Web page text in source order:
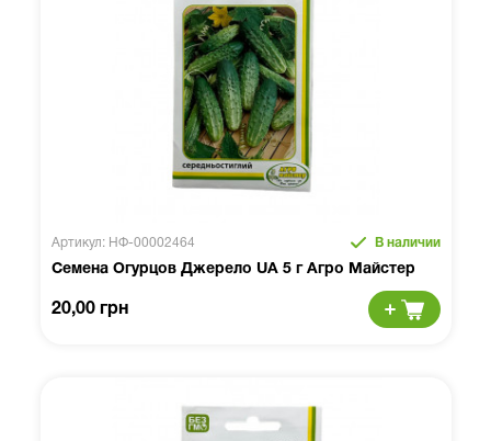
Артикул: НФ-00002464 В наличии
Семена Огурцов Джерело UA 5 г Агро Майстер
20,00 грн